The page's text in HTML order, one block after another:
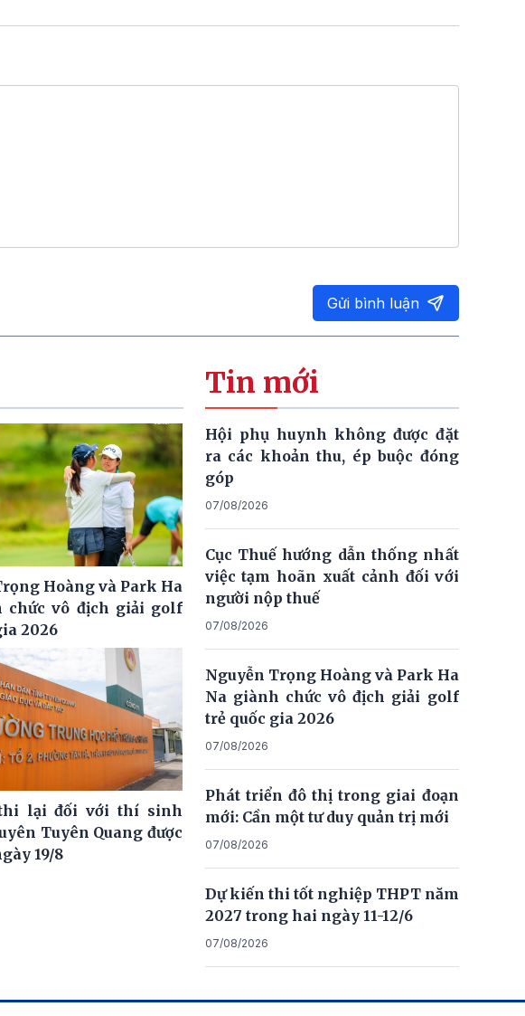
Gửi bình luận
Hoàng và Park Ha
chức vô địch giải golf
2026
lại đối với thí sinh
Tuyên Quang được
19/8
Tin mới
Hội phụ huynh không được đặt
ra các khoản thu, ép buộc đóng
góp
07/08/2026
Cục Thuế hướng dẫn thống nhất
việc tạm hoãn xuất cảnh đối với
người nộp thuế
07/08/2026
Nguyễn Trọng Hoàng và Park Ha
Na giành chức vô địch giải golf
trẻ quốc gia 2026
07/08/2026
Phát triển đô thị trong giai đoạn
mới: Cần một tư duy quản trị mới
07/08/2026
Dự kiến thi tốt nghiệp THPT năm
2027 trong hai ngày 11-12/6
07/08/2026